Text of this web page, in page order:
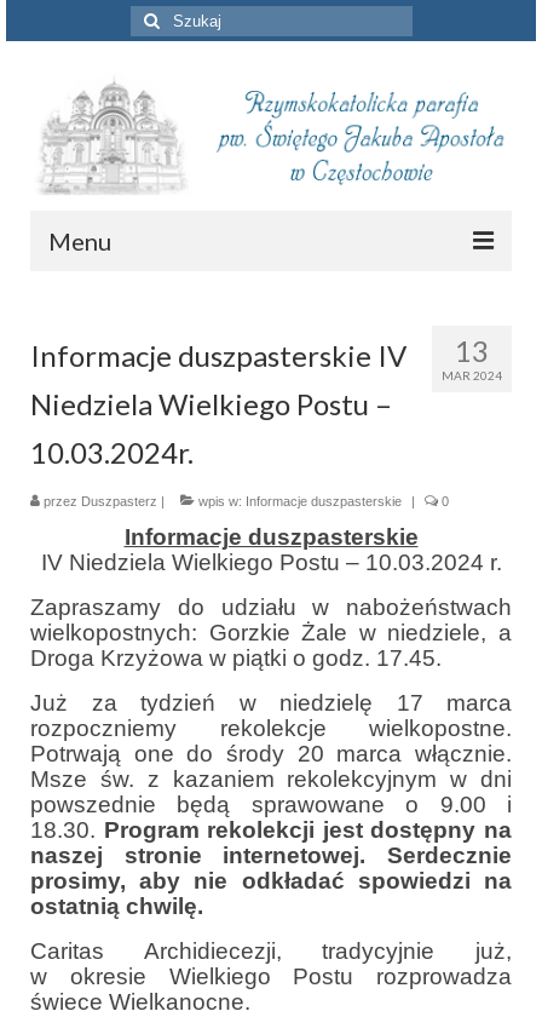
Szuklaj
w:
Menu
Intencje mszalne
Informacje duszpasterskie
Piszą o nas
Remont kościoła
Parafia
Historia
Duszpasterze
Nasz patron
Kościół Rektoracki
Vademecum
Wspólnoty parafialne
Katecheza parafialna
Niezbędnik Katolika
Kaplica Adoracji
13
MAR 2024
Informacje duszpasterskie IV
Niedziela Wielkiego Postu –
10.03.2024r.
przez Duszpasterz wpis w: Informacje duszpasterskie 0
Informacje duszpasterskie
IV Niedziela Wielkiego Postu – 10.03.2024 r.
Zapraszamy do udziału w nabożeństwach
wielkopostnych: Gorzkie Żale w niedziele, a
Droga Krzyżowa w piątki o godz. 17.45.
Już za tydzień w niedzielę 17 marca
rozpoczniemy rekolekcje wielkopostne.
Potrwają one do środy 20 marca włącznie.
Msze św. z kazaniem rekolekcyjnym w dni
powszednie będą sprawowane o 9.00 i
18.30. Program rekolekcji jest dostępny na
naszej stronie internetowej.
Serdecznie
prosimy, aby nie odkładać spowiedzi na
ostatnią chwilę.
Caritas Archidiecezji, tradycyjnie już,
w okresie Wielkiego Postu rozprowadza
świece Wielkanocne.